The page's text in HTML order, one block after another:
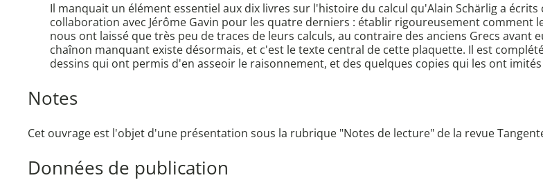
Il manquait un élément essentiel aux dix livres sur l'histoire du calcul qu'Alain Schärlig a
collaboration avec Jérôme Gavin pour les quatre derniers : établir rigoureusement comment
nous ont laissé que très peu de traces de leurs calculs, au contraire des anciens Grecs avant
chaînon manquant existe désormais, et c'est le texte central de cette plaquette. Il est
dessins qui ont permis d'en asseoir le raisonnement, et des quelques copies qui les ont
Notes
Cet ouvrage est l'objet d'une présentation sous la rubrique "Notes de lecture" de la revue
Données de publication